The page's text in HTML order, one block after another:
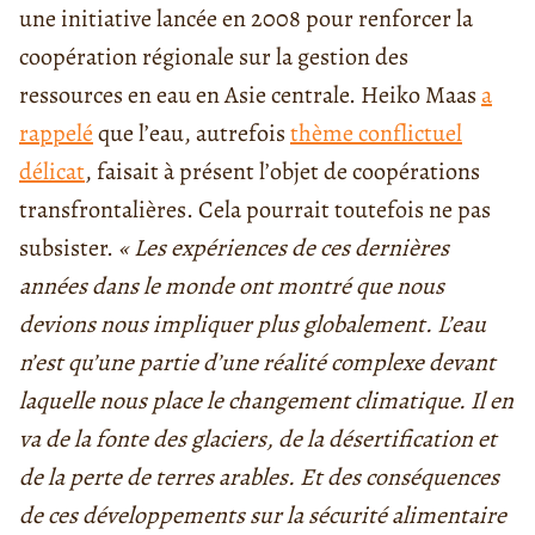
une initiative lancée en 2008 pour renforcer la
coopération régionale sur la gestion des
ressources en eau en Asie centrale. Heiko Maasa
rappeléque l’eau, autrefoisthème conflictuel
délicat, faisait à présent l’objet de coopérations
transfrontalières. Cela pourrait toutefois ne pas
subsister. « Les expériences de ces dernières
années dans le monde ont montré que nous
devions nous impliquer plus globalement. L’eau
n’est qu’une partie d’une réalité complexe devant
laquelle nous place le changement climatique. Il en
va de la fonte des glaciers, de la désertification et
de la perte de terres arables. Et des conséquences
de ces développements sur la sécurité alimentaire